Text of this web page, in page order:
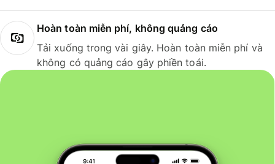
Hoàn toàn miễn phí, không quảng cáo
Tải xuống trong vài giây. Hoàn toàn miễn phí và
không có quảng cáo gây phiền toái.